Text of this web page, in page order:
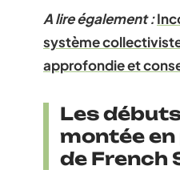
A lire également :
système
approfondie et
Les
montée
de French